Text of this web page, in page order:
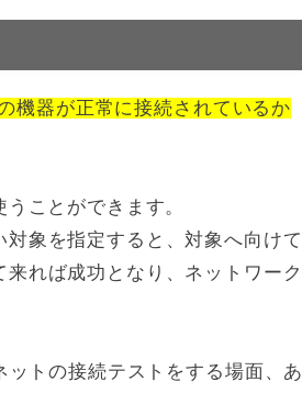
機器が正常に接続されているか
ことができます。
象を指定すると、対象へ向けて
れば成功となり、ネットワーク
ットの接続テストをする場面、あ